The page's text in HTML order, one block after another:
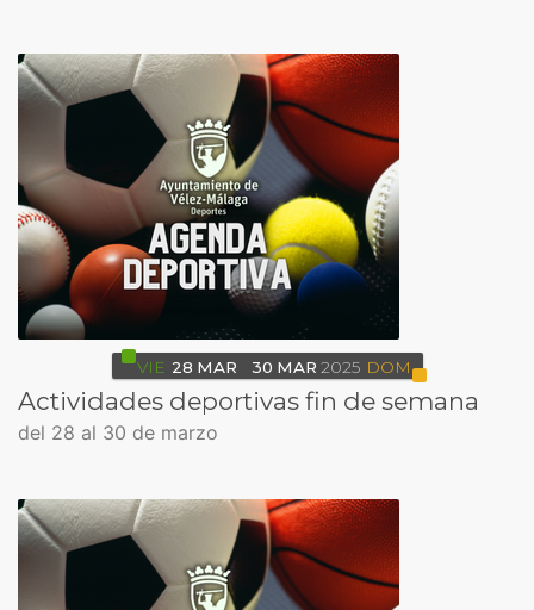
VIE 28 MAR 30 MAR 2025 DOM
Actividades deportivas fin de semana
del 28 al 30 de marzo